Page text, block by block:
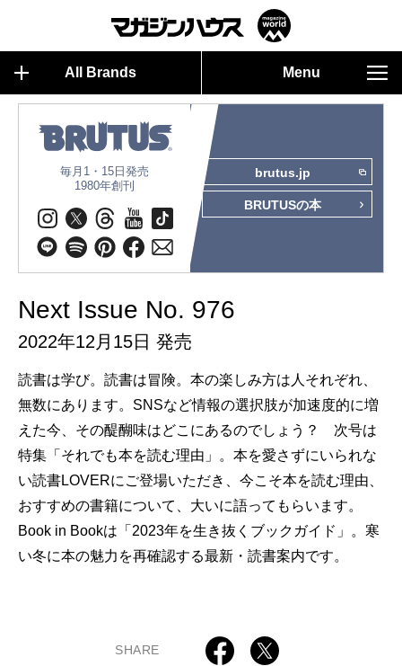
All Brands Menu
毎月1・15日発売
1980年創刊
brutus.jp
BRUTUSの本
Next Issue No. 976
2022年12月15日 発売
読書は学び。読書は冒険。本の楽しみ方は人それぞれ、
無数にあります。SNSなど情報の選択肢が加速度的に増
えた今、その醍醐味はどこにあるのでしょう？ 次号は
特集「それでも本を読む理由」。本を愛さずにいられな
い読書LOVERにご登場いただき、今こそ本を読む理由、
おすすめの書籍について、大いに語ってもらいます。
Book in Bookは「2023年を生き抜くブックガイド」。寒
い冬に本の魅力を再確認する最新・読書案内です。
SHARE